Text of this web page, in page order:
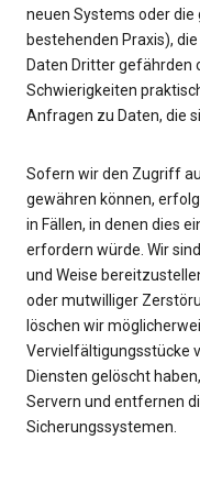
neuen Systems oder
bestehenden Praxis),
Daten Dritter gefährden
Schwierigkeiten
Anfragen zu Daten, die
Sofern wir den Zugriff
gewähren können,
in Fällen, in denen dies
erfordern würde. Wir
und Weise
oder mutwilliger
löschen wir
Vervielfältigungsstücke
Diensten gelöscht
Servern und entfernen
Sicherungssystemen.